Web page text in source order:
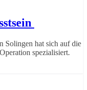
Solingen hat sich auf die
spezialisiert.